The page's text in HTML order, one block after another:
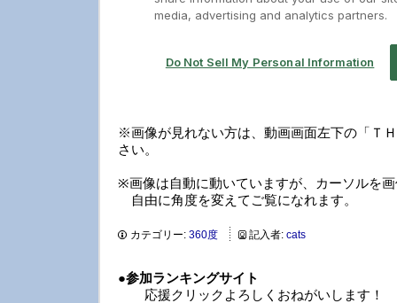
※画像が見れない方は、動画画面左下の「Ｔ
さい。
※画像は自動に動いていますが、カーソルを
自由に角度を変えてご覧になれます。
カテゴリー: 360度 記入者: cats
●参加ランキングサイト
応援クリックよろしくおねがいします！